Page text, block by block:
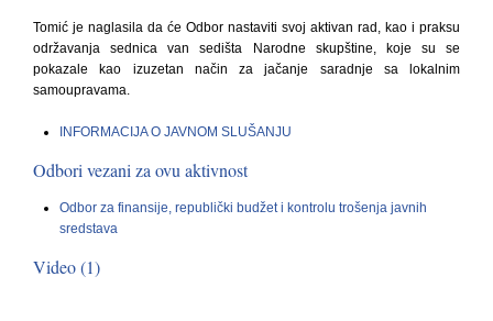
Tomić je naglasila da će Odbor nastaviti svoj aktivan rad, kao i praksu
održavanja sednica van sedišta Narodne skupštine, koje su se
pokazale kao izuzetan način za jačanje saradnje sa lokalnim
samoupravama.
INFORMACIJA O JAVNOM SLUŠANJU
Odbori vezani za ovu aktivnost
Odbor za finansije, republički budžet i kontrolu trošenja javnih
sredstava
Video (1)